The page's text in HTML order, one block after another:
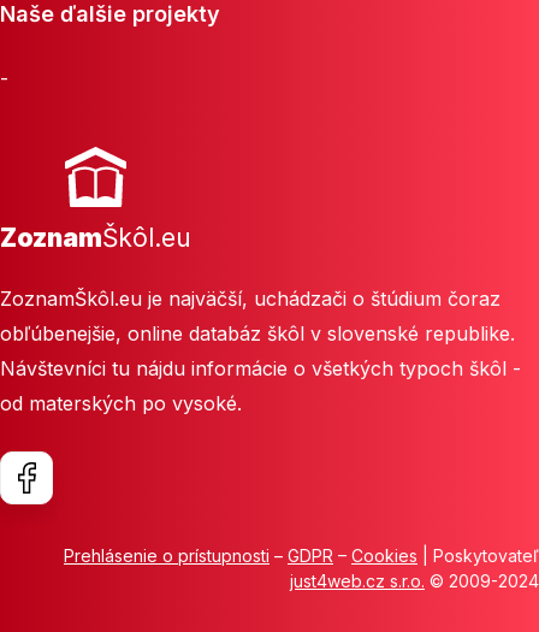
Naše ďalšie projekty
-
ZoznamŠkôl.eu
ZoznamŠkôl.eu je najväčší, uchádzači o štúdium čoraz
obľúbenejšie, online databáz škôl v slovenské republike.
Návštevníci tu nájdu informácie o všetkých typoch škôl -
od materských po vysoké.
Prehlásenie o prístupnosti – GDPR – Cookies | Poskytovateľ
just4web.cz s.r.o. © 2009-2024